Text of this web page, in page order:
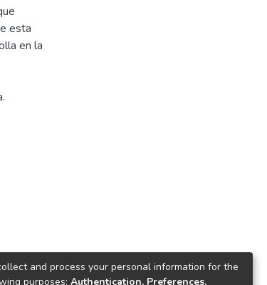
esta
en la
and process your personal information for the
purposes: Authentication, Preferences,